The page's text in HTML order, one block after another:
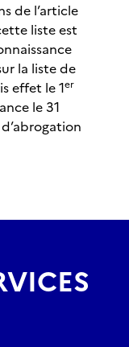
de l’article
liste est
la liste de
effet le 1er
le 31